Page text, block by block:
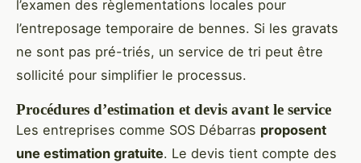
l’examen des règlementations locales pour
l’entreposage temporaire de bennes. Si les gravats
ne sont pas pré-triés, un service de tri peut être
sollicité pour simplifier le processus.
Procédures d’estimation et devis avant le service
Les entreprises comme SOS Débarras proposent
une estimation gratuite. Le devis tient compte des